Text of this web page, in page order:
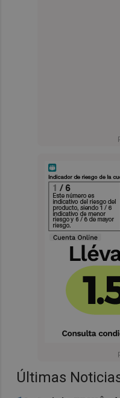
Últimas